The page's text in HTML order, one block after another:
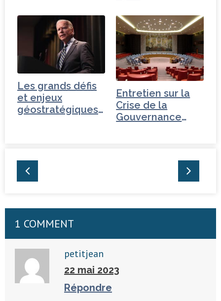
Les grands défis
et enjeux
géostratégiques
Entretien sur la
Crise de la
Gouvernance
1 COMMENT
petitjean
22 mai 2023
Répondre